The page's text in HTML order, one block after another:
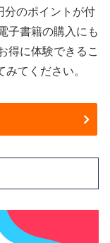
分のポイントが付
子書籍の購入にも
得に体験できるこ
てください。